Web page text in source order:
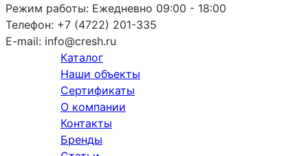
Режим работы: Ежедневно 09:00 - 18:00
Телефон: +7 (4722) 201-335
E-mail: info@cresh.ru
Каталог
Наши объекты
Сертификаты
О компании
Контакты
Бренды